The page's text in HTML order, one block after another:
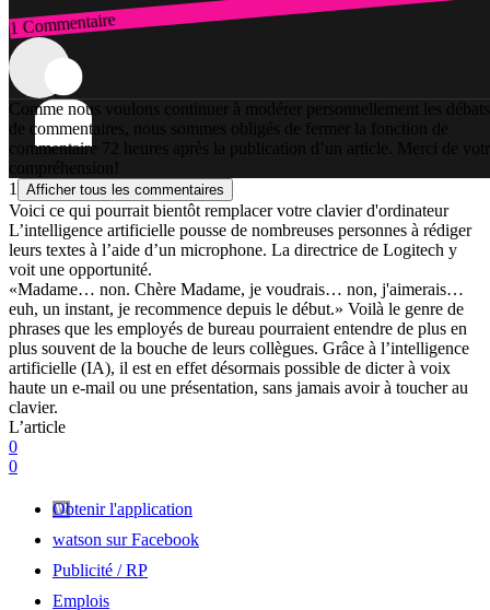
1 Commentaire
Connexion
Comme nous voulons continuer à modérer personnellement les débats
de commentaires, nous sommes obligés de fermer la fonction de
commentaire 72 heures après la publication d’un article. Merci de
compréhension!
1
Afficher tous les commentaires
Voici ce qui pourrait bientôt remplacer votre clavier d'ordinateur
L’intelligence artificielle pousse de nombreuses personnes à rédiger
leurs textes à l’aide d’un microphone. La directrice de Logitech y
voit une opportunité.
«Madame… non. Chère Madame, je voudrais… non, j'aimerais…
euh, un instant, je recommence depuis le début.» Voilà le genre de
phrases que les employés de bureau pourraient entendre de plus en
plus souvent de la bouche de leurs collègues. Grâce à l’intelligence
artificielle (IA), il est en effet désormais possible de dicter à voix
haute un e-mail ou une présentation, sans jamais avoir à toucher au
clavier.
L’article
0
0
Obtenir l'application
watson sur Facebook
Publicité / RP
Emplois